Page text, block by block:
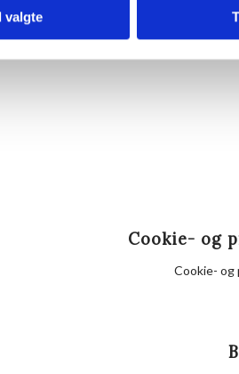
valgte før, så du kan finde dig til rette.
Cookie- og
Cookie-